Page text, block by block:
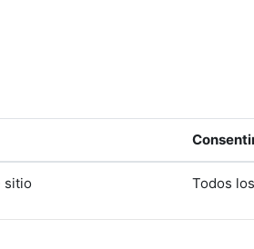
sitio Todos